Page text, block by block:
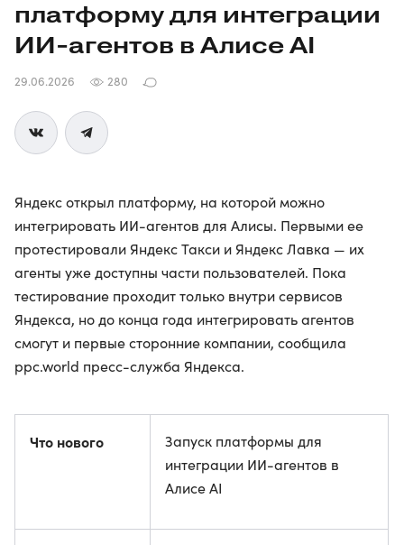
платформу для интеграции
ИИ-агентов в Алисе AI
29.06.2026 280
Яндекс открыл платформу, на которой можно
интегрировать ИИ-агентов для Алисы. Первыми ее
протестировали Яндекс Такси и Яндекс Лавка — их
агенты уже доступны части пользователей. Пока
тестирование проходит только внутри сервисов
Яндекса, но до конца года интегрировать агентов
смогут и первые сторонние компании, сообщила
ppc.world пресс-служба Яндекса.
Что нового
Запуск платформы для
интеграции ИИ-агентов в
Алисе AI